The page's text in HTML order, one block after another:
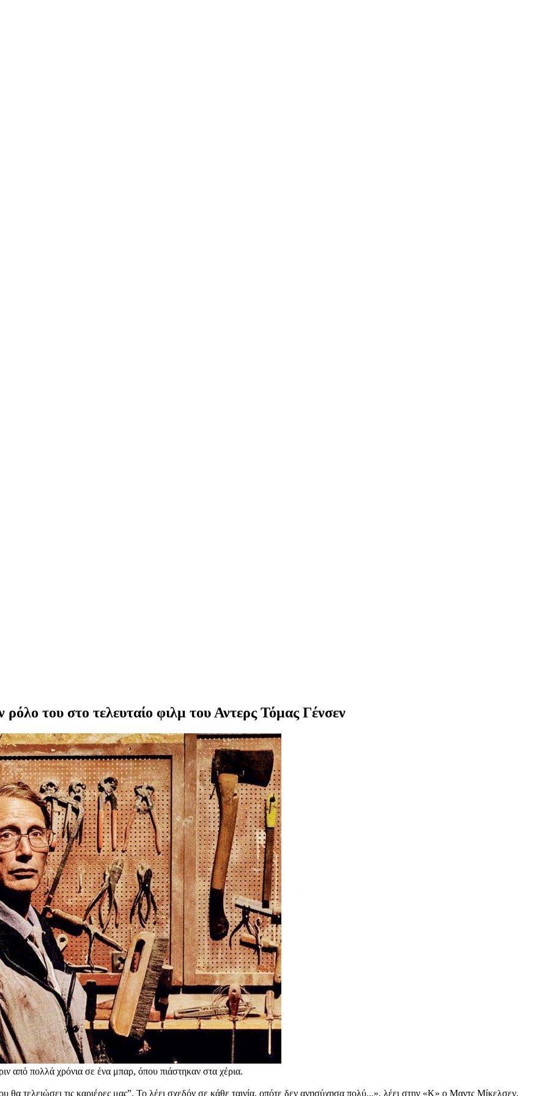
του στο τελευταίο φιλμ του Αντερς Τόμας Γένσεν
από πολλά χρόνια σε ένα μπαρ, όπου πιάστηκαν στα χέρια.
τελειώσει τις καριέρες μας”. Το λέει σχεδόν σε κάθε ταινία, οπότε δεν ανησύχησα πολύ...», λέει στην «Κ» ο Μαντς Μίκελσεν,